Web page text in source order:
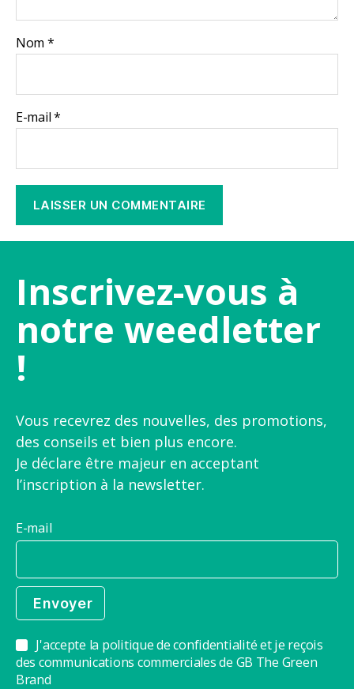
Nom *
E-mail*
Inscrivez-vous à
notre weedletter
!
Vous recevrez des nouvelles, des promotions,
des conseils et bien plus encore.
Je déclare être majeur en acceptant
l’inscription à la newsletter.
E-mail
J'accepte la politique de confidentialité et je reçois
des communications commerciales de GB The Green
Brand